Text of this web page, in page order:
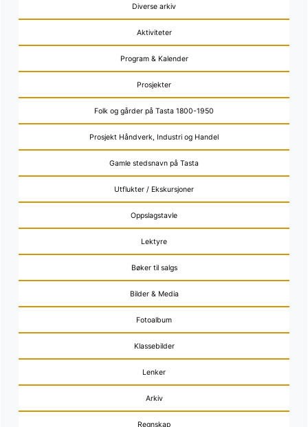
Diverse arkiv
Aktiviteter
Program & Kalender
Prosjekter
Folk og gårder på Tasta 1800-1950
Prosjekt Håndverk, Industri og Handel
Gamle stedsnavn på Tasta
Utflukter / Ekskursjoner
Oppslagstavle
Lektyre
Bøker til salgs
Bilder & Media
Fotoalbum
Klassebilder
Lenker
Arkiv
Regnskap